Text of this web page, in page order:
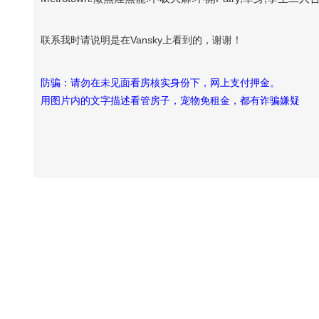
联系我时请说明是在Vansky上看到的，谢谢！
防骗：请勿在未见面看房核实身份下，网上支付押金。
用图片内的文字描述看管房子，宠物免租金，都有诈骗嫌疑